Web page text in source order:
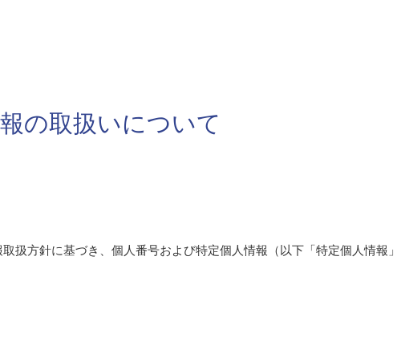
の取扱いについて
扱方針に基づき、個人番号および特定個人情報（以下「特定個人情報